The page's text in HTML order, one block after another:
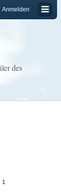
Anmelden
des
1